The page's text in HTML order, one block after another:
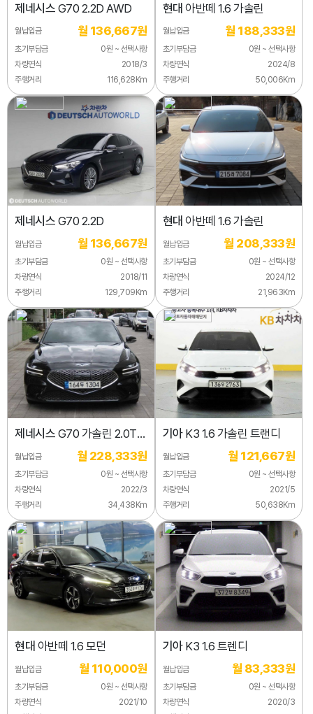
제네시스 G70 2.2D AWD
월납입금 월 136,667원
초기부담금
0원 ~ 선택사항
차량연식
2018/3
주행거리
116,628Km
현대 아반떼 1.6 가솔린
월납입금 월 188,333원
초기부담금
0원 ~ 선택사항
차량연식
2024/8
주행거리
50,006Km
제네시스 G70 2.2D
월납입금 월 136,667원
초기부담금
0원 ~ 선택사항
차량연식
2018/11
주행거리
129,709Km
현대 아반떼 1.6 가솔린
월납입금 월 208,333원
초기부담금
0원 ~ 선택사항
차량연식
2024/12
주행거리
21,963Km
제네시스 G70 가솔린 2.0T
2WD
월납입금 월 228,333원
초기부담금
0원 ~ 선택사항
차량연식
2022/3
주행거리
34,438Km
기아K3 1.6 가솔린 트랜디
월납입금 월 121,667원
초기부담금
0원 ~ 선택사항
차량연식
2021/5
주행거리
50,638Km
현대 아반떼 1.6 모던
월납입금 월 110,000원
초기부담금
0원 ~ 선택사항
차량연식
2021/10
기아K3 1.6 트렌디
월납입금 월 83,333원
초기부담금
0원 ~ 선택사항
차량연식
2020/3